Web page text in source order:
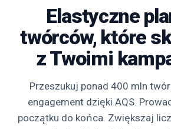
Darmowe
narzędzia
Elastyczne
twórców, które
z Twoimi
Przeszukuj ponad 400 mln
engagement dzięki AQS.
początku do końca. Zwiększaj